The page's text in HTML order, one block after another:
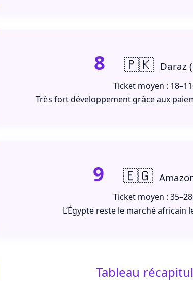
8 🇵🇰 Daraz
Ticket moyen :
Très fort développement grâce aux
9 🇪🇬
Ticket moyen :
L’Égypte reste le marché africain
Tableau